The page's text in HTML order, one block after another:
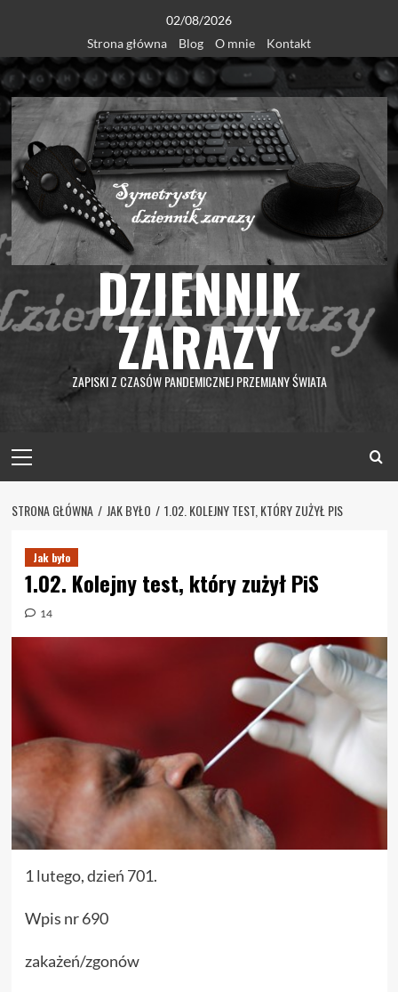
content
02/08/2026
Strona główna
Blog O mnie Kontakt
DZIENNIK
ZARAZY
ZAPISKI Z CZASÓW PANDEMICZNEJ PRZEMIANY ŚWIATA
Menu
STRONA GŁÓWNA JAK BYŁO 1.02. KOLEJNY TEST, KTÓRY ZUŻYŁ PIS
Jak było
1.02. Kolejny test, który zużył PiS
14
1 lutego, dzień 701.
Wpis nr 690
zakażeń/zgonów